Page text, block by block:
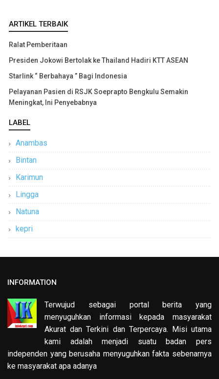
ARTIKEL TERBAIK
Ralat Pemberitaan
Presiden Jokowi Bertolak ke Thailand Hadiri KTT ASEAN
Starlink “ Berbahaya ” Bagi Indonesia
Pelayanan Pasien di RSJK Soeprapto Bengkulu Semakin
Meningkat, Ini Penyebabnya
LABEL
Anambas
Bintan
Karimun
Lingga
Natuna
kepri
INFORMATION
Terwujud sebagai portal berita yang
menyuguhkan informasi kepada masyarakat
Akurat dan Terkini dan Terpercaya. Misi utama
kami adalah menjadi suatu badan pers
independen yang berusaha menyuguhkan fakta sebenarnya
ke masyarakat apa adanya